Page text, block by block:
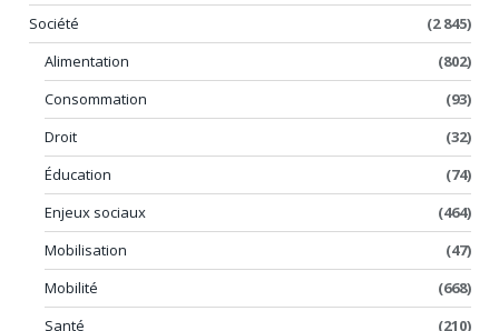
Société
(2 845)
Alimentation
(802)
Consommation
(93)
Droit
(32)
Éducation
(74)
Enjeux sociaux
(464)
Mobilisation
(47)
Mobilité
(668)
Santé
(210)